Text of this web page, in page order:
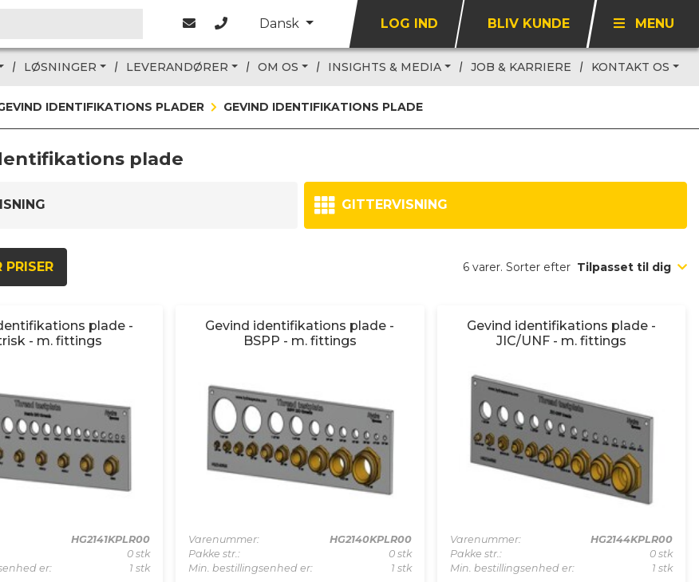
Dansk LOG IND BLIV KUNDE MENU
LØSNINGER LEVERANDØRER OM OS INSIGHTS & MEDIA JOB & KARRIERE KONTAKT OS
IDENTIFIKATIONS PLADER GEVIND IDENTIFIKATIONS PLADE
plade
GITTERVISNING
PRISER 6 varer. Sorter efter Tilpasset til dig
plade -
- m. fittings
HG2141KPLR00
0 stk
er:
1 stk
Gevind identifikations plade -
BSPP - m. fittings
Varenummer:
HG2140KPLR00
Pakke str.:
0 stk
Min. bestillingsenhed er:
1 stk
Gevind identifikations plade -
JIC/UNF - m. fittings
Varenummer:
HG2144KPLR00
Pakke str.:
0 stk
Min. bestillingsenhed er:
1 stk